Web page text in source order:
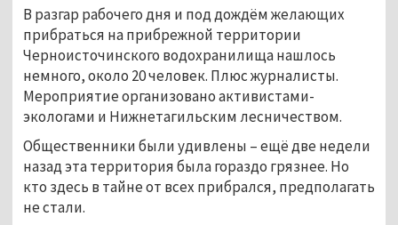
В разгар рабочего дня и под дождём желающих
прибраться на прибрежной территории
Черноисточинского водохранилища нашлось
немного, около 20 человек. Плюс журналисты.
Мероприятие организовано активистами-
экологами и Нижнетагильским лесничеством.
Общественники были удивлены –ещё две недели
назад эта территория была гораздо грязнее. Но
кто здесь в тайне от всех прибрался, предполагать
не стали.